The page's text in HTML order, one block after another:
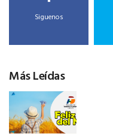
Siguenos
Más Leídas